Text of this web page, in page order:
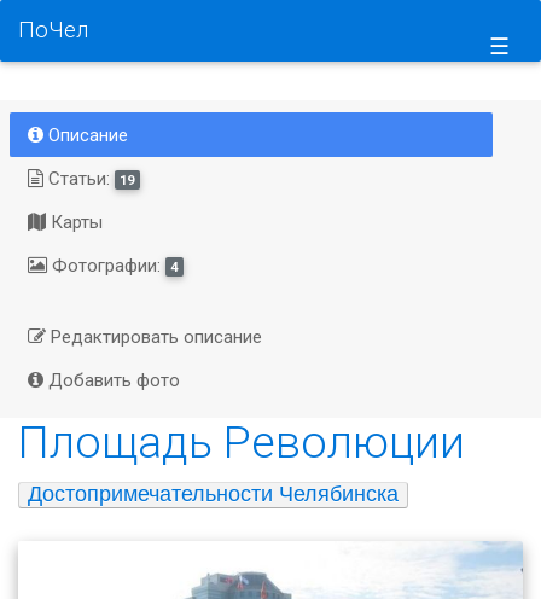
☰
ПоЧел
Описание
Статьи:
19
Карты
Фотографии:
4
Редактировать описание
Добавить фото
Площадь Революции
Достопримечательности Челябинска